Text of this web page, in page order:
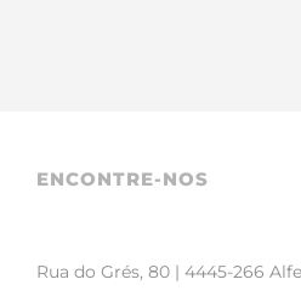
ENCONTRE-NOS
Rua do Grés, 80 | 4445-266